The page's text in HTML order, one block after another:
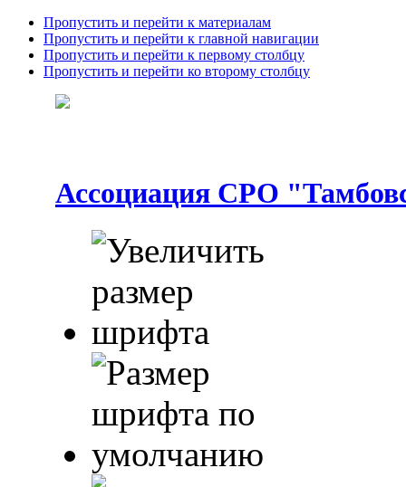
Пропустить и перейти к материалам
Пропустить и перейти к главной навигации
Пропустить и перейти к первому столбцу
Пропустить и перейти ко второму столбцу
Ассоциация СРО